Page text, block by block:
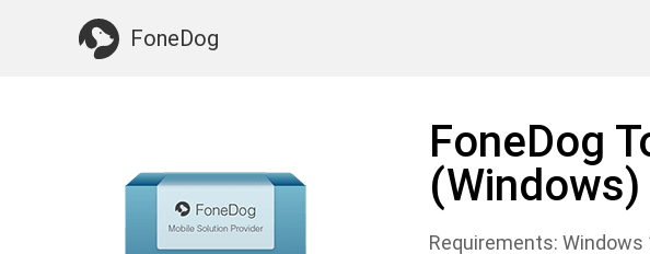
FoneDog
Quelque chose dont vous pourriez avoir besoin:
FoneDog
(Windows)
Requirements: